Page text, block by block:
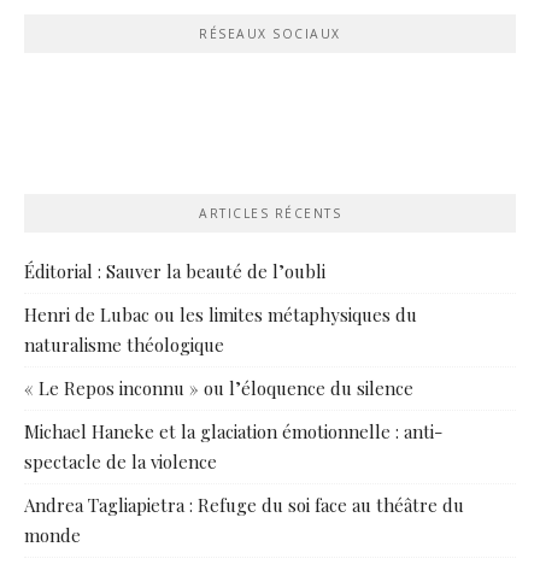
RÉSEAUX SOCIAUX
ARTICLES RÉCENTS
Éditorial : Sauver la beauté de l’oubli
Henri de Lubac ou les limites métaphysiques du
naturalisme théologique
« Le Repos inconnu » ou l’éloquence du silence
Michael Haneke et la glaciation émotionnelle : anti-
spectacle de la violence
Andrea Tagliapietra : Refuge du soi face au théâtre du
monde